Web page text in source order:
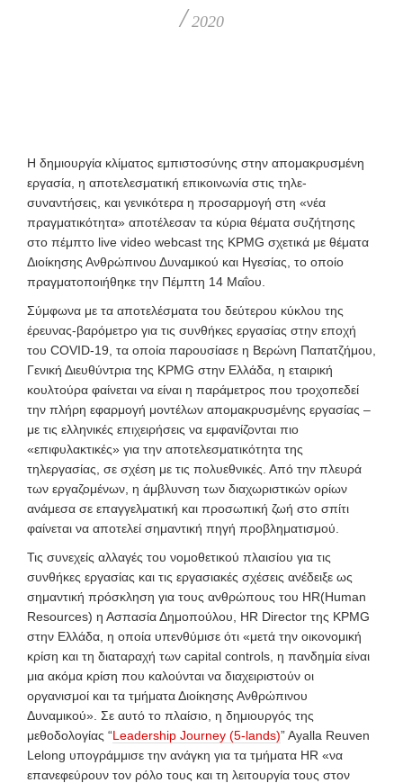
/2020
Η δημιουργία κλίματος εμπιστοσύνης στην απομακρυσμένη
εργασία, η αποτελεσματική επικοινωνία στις τηλε-
συναντήσεις, και γενικότερα η προσαρμογή στη «νέα
πραγματικότητα» αποτέλεσαν τα κύρια θέματα συζήτησης
στο πέμπτο live video webcast της KPMG σχετικά με θέματα
Διοίκησης Ανθρώπινου Δυναμικού και Ηγεσίας, το οποίο
πραγματοποιήθηκε την Πέμπτη 14 Μαΐου.
Σύμφωνα με τα αποτελέσματα του δεύτερου κύκλου της
έρευνας-βαρόμετρο για τις συνθήκες εργασίας στην εποχή
του COVID-19, τα οποία παρουσίασε η Βερώνη Παπατζήμου,
Γενική Διευθύντρια της KPMG στην Ελλάδα, η εταιρική
κουλτούρα φαίνεται να είναι η παράμετρος που τροχοπεδεί
την πλήρη εφαρμογή μοντέλων απομακρυσμένης εργασίας –
με τις ελληνικές επιχειρήσεις να εμφανίζονται πιο
«επιφυλακτικές» για την αποτελεσματικότητα της
τηλεργασίας, σε σχέση με τις πολυεθνικές. Από την πλευρά
των εργαζομένων, η άμβλυνση των διαχωριστικών ορίων
ανάμεσα σε επαγγελματική και προσωπική ζωή στο σπίτι
φαίνεται να αποτελεί σημαντική πηγή προβληματισμού.
Τις συνεχείς αλλαγές του νομοθετικού πλαισίου για τις
συνθήκες εργασίας και τις εργασιακές σχέσεις ανέδειξε ως
σημαντική πρόσκληση για τους ανθρώπους του HR(Human
Resources) η Ασπασία Δημοπούλου, HR Director της KPMG
στην Ελλάδα, η οποία υπενθύμισε ότι «μετά την οικονομική
κρίση και τη διαταραχή των capital controls, η πανδημία είναι
μια ακόμα κρίση που καλούνται να διαχειριστούν οι
οργανισμοί και τα τμήματα Διοίκησης Ανθρώπινου
Δυναμικού». Σε αυτό το πλαίσιο, η δημιουργός της
μεθοδολογίας “Leadership Journey (5-lands)” Ayalla Reuven
Lelong υπογράμμισε την ανάγκη για τα τμήματα HR «να
επανεφεύρουν τον ρόλο τους και τη λειτουργία τους στον